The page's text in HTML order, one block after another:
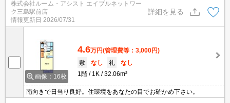
株式会社ルーム・アシスト エイブルネットワー
ク三島駅前店
情報更新日 2026/07/31
詳細を見る
画像：16枚
4.6万円(管理費等：3,000円)
敷
なし 礼
なし
1階
1K 32.06m²
南向きで日当り良好。住環境をあなたの目でお確かめ下さい。